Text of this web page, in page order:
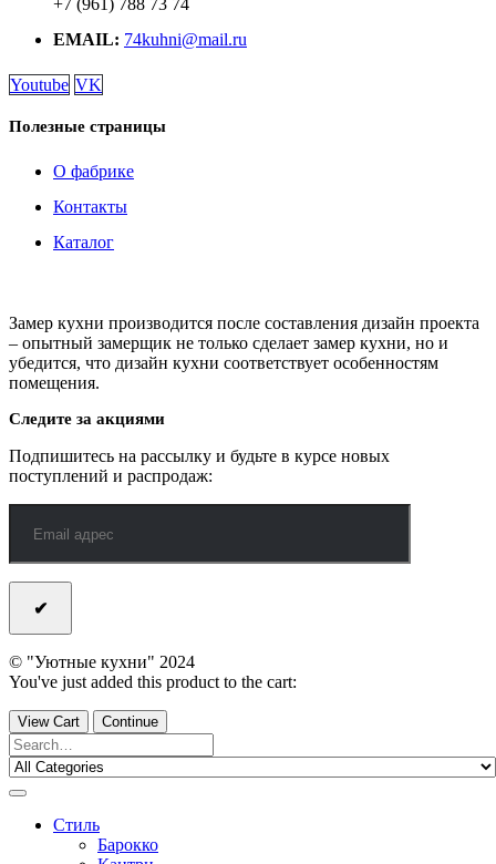
+7 (961) 788 73 74
EMAIL: 74kuhni@mail.ru
Youtube VK
Полезные страницы
О фабрике
Контакты
Каталог
Замер кухни производится после составления дизайн проекта
– опытный замерщик не только сделает замер кухни, но и
убедится, что дизайн кухни соответствует особенностям
помещения.
Следите за акциями
Подпишитесь на рассылку и будьте в курсе новых
поступлений и распродаж:
© "Уютные кухни" 2024
You've just added this product to the cart:
View Cart Continue
Стиль
Барокко